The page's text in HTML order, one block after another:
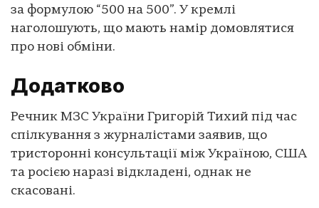
за формулою “500 на 500”. У кремлі
наголошують, що мають намір домовлятися
про нові обміни.
Додатково
Речник МЗС України Григорій Тихий під час
спілкування з журналістами заявив, що
тристоронні консультації між Україною, США
та росією наразі відкладені, однак не
скасовані.